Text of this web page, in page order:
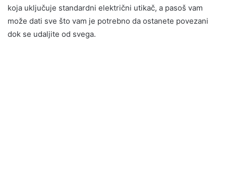
koja uključuje standardni električni utikač, a pasoš vam
može dati sve što vam je potrebno da ostanete povezani
dok se udaljite od svega.